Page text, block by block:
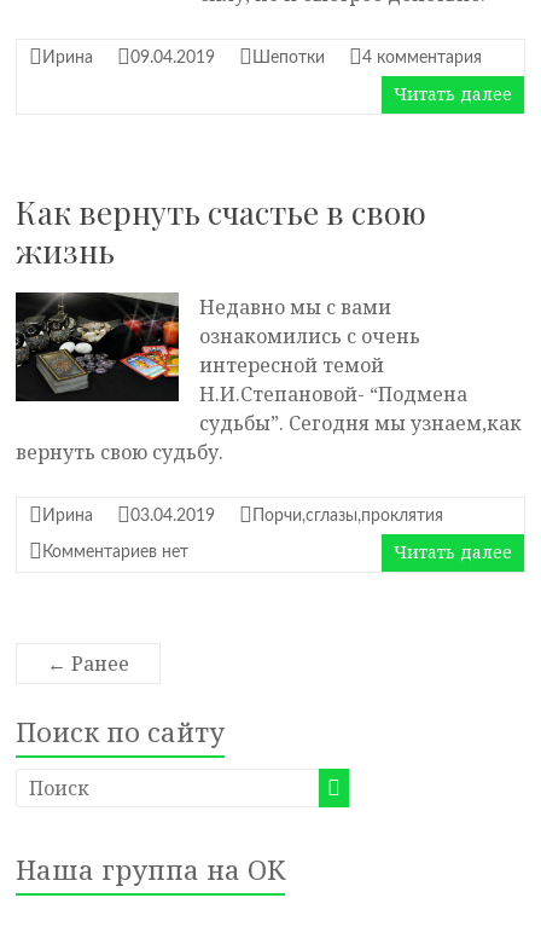
Ирина 09.04.2019 Шепотки 4 комментария
Читать далее
Как вернуть счастье в свою
жизнь
Недавно мы с вами
ознакомились с очень
интересной темой
Н.И.Степановой- “Подмена
судьбы”. Сегодня мы узнаем,как
вернуть свою судьбу.
Ирина 03.04.2019 Порчи,сглазы,проклятия
Комментариев нет Читать далее
← Ранее
Поиск по сайту
Наша группа на ОК